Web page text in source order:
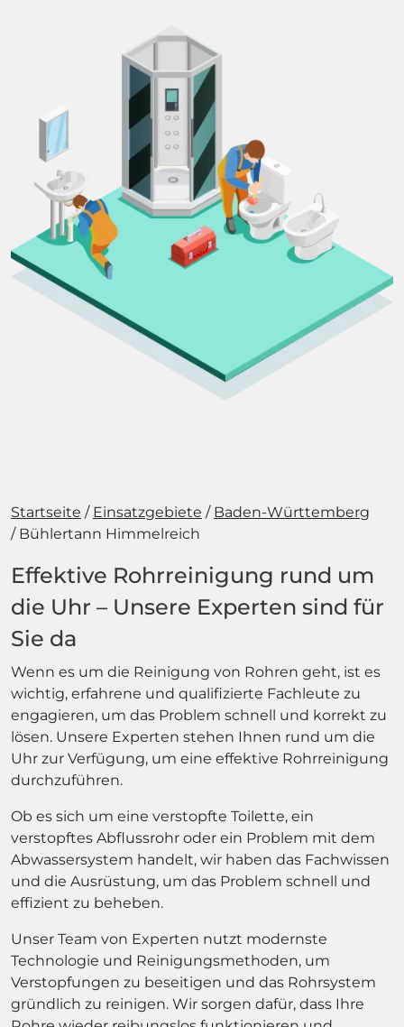
Startseite Einsatzgebiete
Baden-Württemberg
Bühlertann Himmelreich
Effektive Rohrreinigung rund um
die Uhr – Unsere Experten sind für
Sie da
Wenn es um die Reinigung von Rohren geht, ist es
wichtig, erfahrene und qualifizierte Fachleute zu
engagieren, um das Problem schnell und korrekt zu
lösen. Unsere Experten stehen Ihnen rund um die
Uhr zur Verfügung, um eine effektive Rohrreinigung
durchzuführen.
Ob es sich um eine verstopfte Toilette, ein
verstopftes Abflussrohr oder ein Problem mit dem
Abwassersystem handelt, wir haben das Fachwissen
und die Ausrüstung, um das Problem schnell und
effizient zu beheben.
Unser Team von Experten nutzt modernste
Technologie und Reinigungsmethoden, um
Verstopfungen zu beseitigen und das Rohrsystem
gründlich zu reinigen. Wir sorgen dafür, dass Ihre